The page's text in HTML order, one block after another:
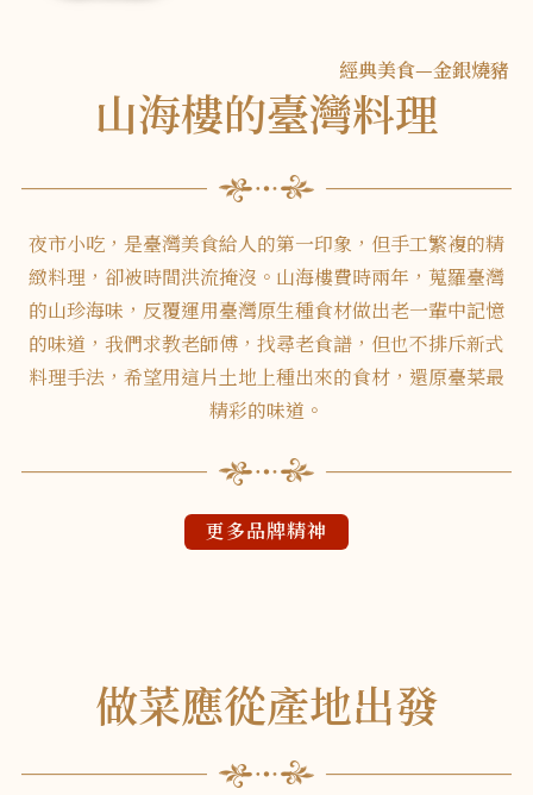
山海樓的臺灣料理
夜市小吃，是臺灣美食給人的第一印象，但手工繁複的精
緻料理，卻被時間洪流掩沒。山海樓費時兩年，蒐羅臺灣
的山珍海味，反覆運用臺灣原生種食材做出老一輩中記憶
的味道，我們求教老師傅，找尋老食譜，但也不排斥新式
料理手法，希望用這片土地上種出來的食材，還原臺菜最
精彩的味道。
經典美食—金銀燒豬
更多品牌精神
做菜應從產地出發